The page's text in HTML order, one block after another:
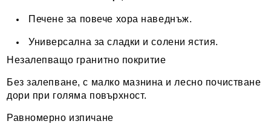
Печене за повече хора наведнъж.
Универсална за сладки и солени ястия.
Незалепващо гранитно покритие
Без залепване, с малко мазнина и лесно почистване
дори при голяма повърхност.
Равномерно изпичане